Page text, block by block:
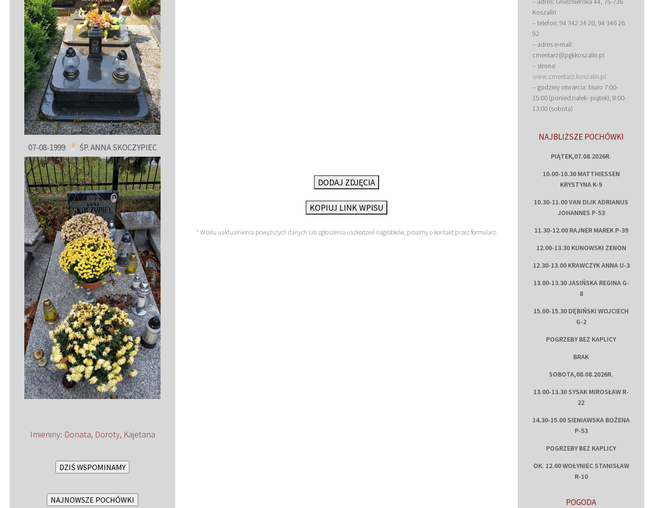
DODAJ ZDJĘCIA
KOPIUJ LINK WPISU
* W celu uaktualnienia powyższych danych lub zgłoszenia uszkodzeń nagrobków, prosimy o kontakt przezformularz.
07-08-1999: ŚP. ANNA SKOCZYPIEC
Imieniny: Donata, Doroty, Kajetana
DZIŚ WSPOMINAMY
NAJNOWSZE POCHÓWKI
Koszalin
– telefon: 94 342 24 20, 94 346 26
92
– adres e-mail:
cmentarz@pgkkoszalin.pl
– strona:
www.cmentarz.koszalin.pl
– godziny otwarcia: biuro 7:00-
15:00 (poniedziałek- piątek), 8:00-
13:00 (sobota)
NAJBLIŻSZE POCHÓWKI
PIĄTEK,07.08.2026R.
10.00-10.30 MATTHIESSEN
KRYSTYNA K-9
10.30-11.00 VAN DIJK ADRIANUS
JOHANNES P-53
11.30-12.00 RAJNER MAREK P-39
12.00-13.30 KUNOWSKI ZENON
12.30-13.00 KRAWCZYK ANNA U-3
13.00-13.30 JASIŃSKA REGINA G-
8
15.00-15.30 DĘBIŃSKI WOJCIECH
G-2
POGRZEBY BEZ KAPLICY
BRAK
SOBOTA,08.08.2026R.
13.00-13.30 SYSAK MIROSŁAW R-
22
14.30-15.00 SIENIAWSKA BOŻENA
P-53
POGRZEBY BEZ KAPLICY
OK. 12.00 WOŁYNIEC STANISŁAW
R-10
POGODA